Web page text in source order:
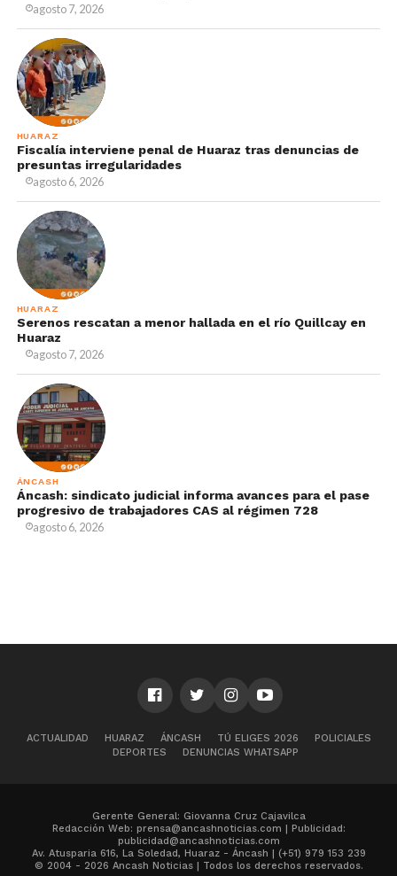
agosto 7, 2026
HUARAZ
Fiscalía interviene penal de Huaraz tras denuncias de
presuntas irregularidades
agosto 6, 2026
HUARAZ
Serenos rescatan a menor hallada en el río Quillcay en
Huaraz
agosto 7, 2026
ÁNCASH
Áncash: sindicato judicial informa avances para el pase
progresivo de trabajadores CAS al régimen 728
agosto 6, 2026
ACTUALIDAD HUARAZ ÁNCASH TÚ ELIGES 2026
POLICIALES
DEPORTES
DENUNCIAS WHATSAPP
Gerente General: Giovanna Cruz Cajavilca
Redacción Web: prensa@ancashnoticias.com | Publicidad:
publicidad@ancashnoticias.com
Av. Atusparia 616, La Soledad, Huaraz - Áncash | (+51) 979 153 239
© 2004 - 2026 Ancash Noticias | Todos los derechos reservados.